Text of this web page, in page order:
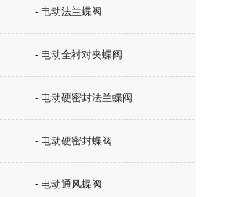
- 电动法兰蝶阀
- 电动全衬对夹蝶阀
- 电动硬密封法兰蝶阀
- 电动硬密封蝶阀
- 电动通风蝶阀